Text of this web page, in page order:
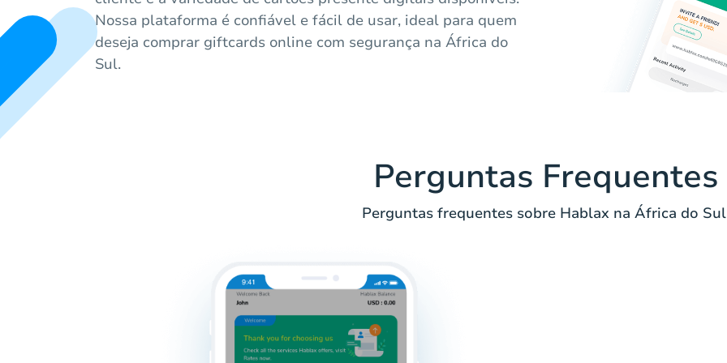
Nossa plataforma é confiável e fácil de usar, ideal para quem
deseja comprar giftcards online com segurança na África do
Sul.
Perguntas Frequentes
Perguntas frequentes sobre Hablax na África do